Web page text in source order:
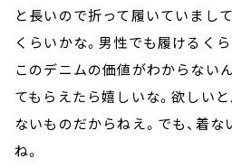
と長いので折って履いていまして
くらいかな。男性でも履けるく
このデニムの価値がわからない
てもらえたら嬉しいな。欲しい
ないものだからねえ。でも、着
ね。